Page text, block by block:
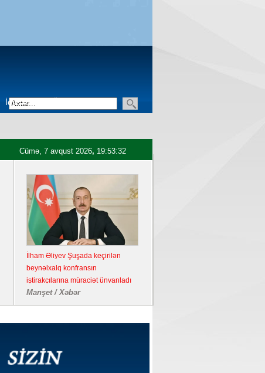
İqtisadiyyat
Cümə, 7 avqust 2026, 19:53:33
İlham Əliyev Şuşada keçirilən
beynəlxalq konfransın
iştirakçılarına müraciət ünvanladı
Manşet / Xəbər